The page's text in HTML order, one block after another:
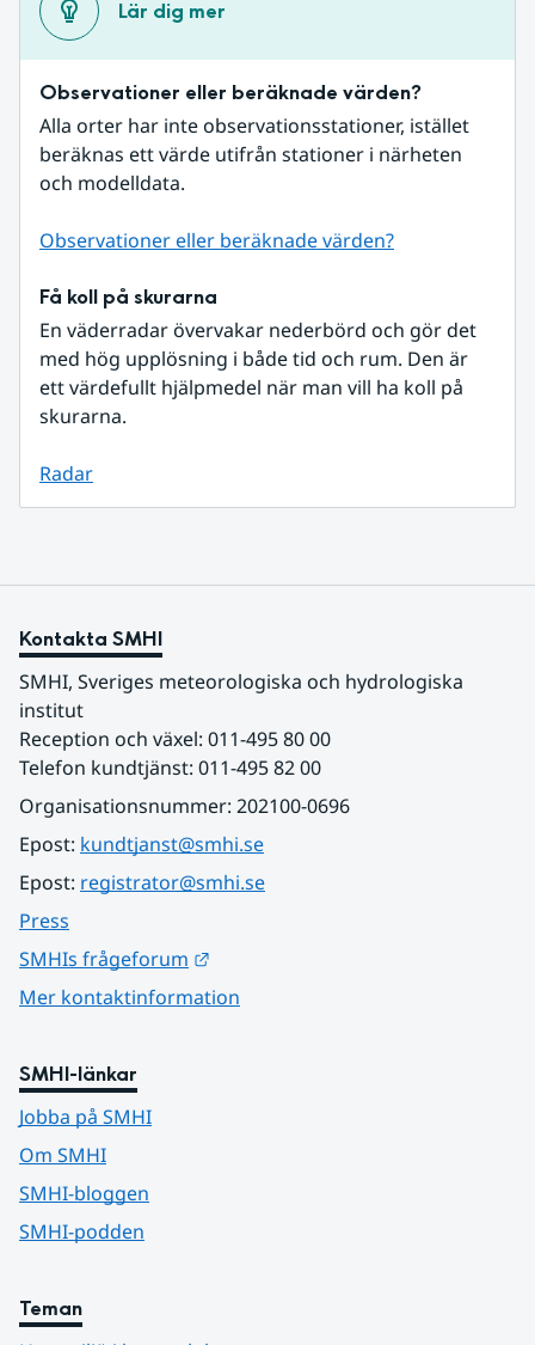
Lär dig mer
Observationer eller beräknade värden?
Alla orter har inte observationsstationer, istället
beräknas ett värde utifrån stationer i närheten
och modelldata.
Observationer eller beräknade värden?
Få koll på skurarna
En väderradar övervakar nederbörd och gör det
med hög upplösning i både tid och rum. Den är
ett värdefullt hjälpmedel när man vill ha koll på
skurarna.
Radar
Kontakta SMHI
SMHI, Sveriges meteorologiska och hydrologiska
institut
Reception och växel: 011-495 80 00
Telefon kundtjänst: 011-495 82 00
Organisationsnummer: 202100-0696
Epost: kundtjanst@smhi.se
Epost: registrator@smhi.se
Press
SMHIs frågeforum
Mer kontaktinformation
SMHI-länkar
Jobba på SMHI
Om SMHI
SMHI-bloggen
SMHI-podden
Teman